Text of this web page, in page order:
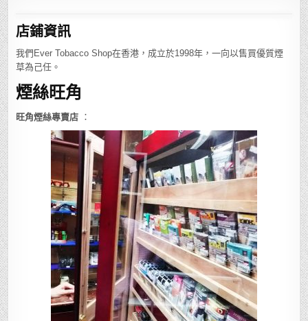
店鋪資訊
我們Ever Tobacco Shop在香港，成立於1998年，一向以售買優質煙
草為己任。
煙絲旺角
旺角煙絲專賣店 ：